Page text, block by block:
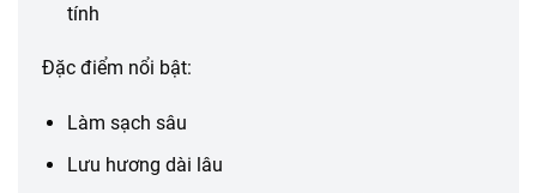
tính
Đặc điểm nổi bật:
Làm sạch sâu
Lưu hương dài lâu